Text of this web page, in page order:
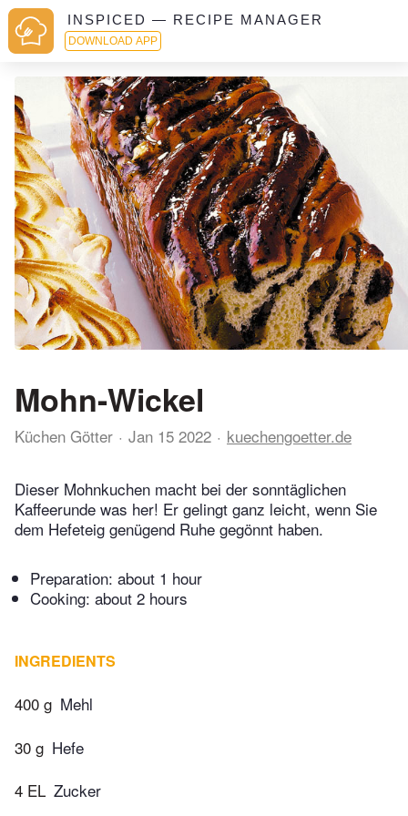
INSPICED — RECIPE MANAGER
DOWNLOAD APP
Mohn-Wickel
Küchen Götter Jan 15 2022 kuechengoetter.de
Dieser Mohnkuchen macht bei der sonntäglichen
Kaffeerunde was her! Er gelingt ganz leicht, wenn Sie
dem Hefeteig genügend Ruhe gegönnt haben.
Preparation: about 1 hour
Cooking: about 2 hours
INGREDIENTS
400 g Mehl
30 g Hefe
4 EL Zucker